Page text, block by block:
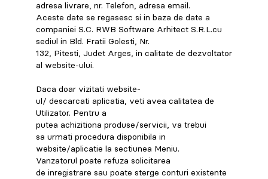
adresa livrare, nr. Telefon, adresa email.
Aceste date se regasesc si in baza de date a
companiei S.C. RWB Software Arhitect S.R.L.cu
sediul in Bld. Fratii Golesti, Nr.
132, Pitesti, Judet Arges, in calitate de dezvoltator
al website-ului.
Daca doar vizitati website-
ul/ descarcati aplicatia, veti avea calitatea de
Utilizator. Pentru a
putea achizitiona produse/servicii, va trebui
sa urmati procedura disponibila in
website/aplicatie la sectiunea Meniu.
Vanzatorul poate refuza solicitarea
de inregistrare sau poate sterge conturi existente